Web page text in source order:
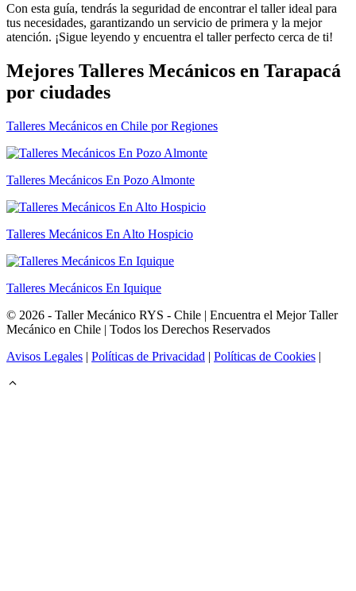
Con esta guía, tendrás la seguridad de encontrar el taller ideal para
tus necesidades, garantizando un servicio de primera y la mejor
atención. ¡Sigue leyendo y encuentra el taller perfecto cerca de ti!
Mejores Talleres Mecánicos en Tarapacá
por ciudades
Talleres Mecánicos en Chile por Regiones
Talleres Mecánicos En Pozo Almonte
Talleres Mecánicos En Alto Hospicio
Talleres Mecánicos En Iquique
© 2026 - Taller Mecánico RYS - Chile | Encuentra el Mejor Taller
Mecánico en Chile | Todos los Derechos Reservados
Avisos Legales | Políticas de Privacidad | Políticas de Cookies |